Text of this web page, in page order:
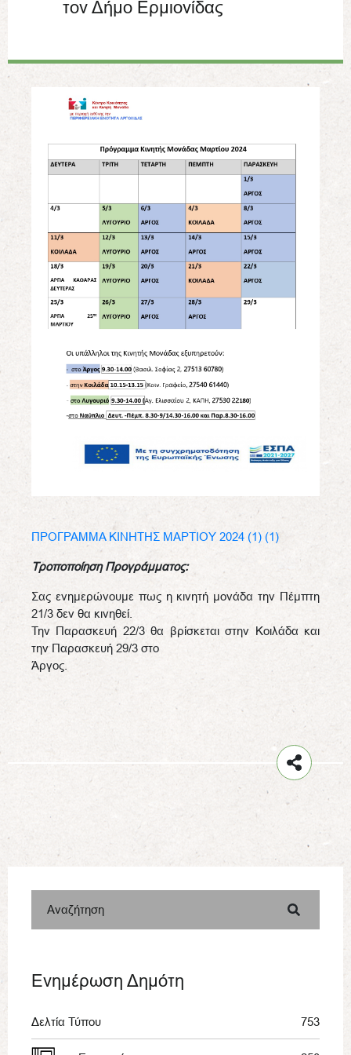
τον Δήμο Ερμιονίδας
ΠΡΟΓΡΑΜΜΑ KINHTHΣ ΜΑΡΤΙΟΥ 2024 (1) (1)
Τροποποίηση Προγράμματος:
Σας ενημερώνουμε πως η κινητή μονάδα την Πέμπτη
21/3 δεν θα κινηθεί.
Την Παρασκευή 22/3 θα βρίσκεται στην Κοιλάδα και
την Παρασκευή 29/3 στο
Άργος.
Αναζήτηση
Ενημέρωση Δημότη
Δελτία Τύπου 753